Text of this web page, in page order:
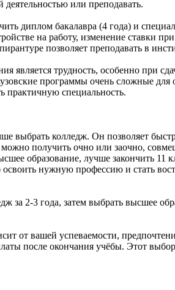
или преподавать.
диплом бакалавра (4 года) и
на работу, изменение ставки
позволяет преподавать в
является трудность, особенно при
программы очень сложные для
практичную специальность.
выбрать колледж. Он позволяет
можно получить очно или заочно,
образование, лучше закончить 11
освоить нужную профессию и стать
за 2-3 года, затем выбрать высшее
от вашей успеваемости,
после окончания учёбы. Этот